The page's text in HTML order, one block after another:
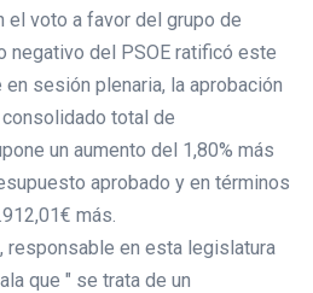
el voto a favor del grupo de
negativo del PSOE ratificó este
sesión plenaria, la aprobación
total de
un aumento del 1,80% más
aprobado y en términos
más.
responsable en esta legislatura
que " se trata de un